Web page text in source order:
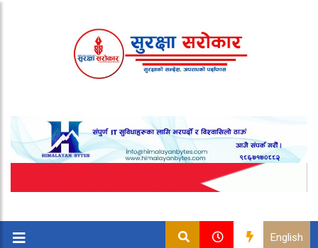
English